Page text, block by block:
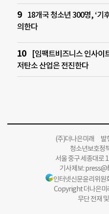
18개국 청소년 300명, ‘기
의한다
[임팩트비즈니스 인사이
저탄소 산업은 전진한다
(주)더나은미래 발
청소년보호정
서울 중구 세종대로
기사제보:
인터넷신문윤리위원
Copyright 더나은미
무단 전재